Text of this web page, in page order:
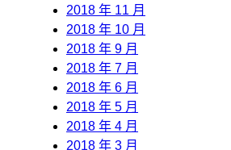
2018 年 11 月
2018 年 10 月
2018 年 9 月
2018 年 7 月
2018 年 6 月
2018 年 5 月
2018 年 4 月
2018 年 3 月